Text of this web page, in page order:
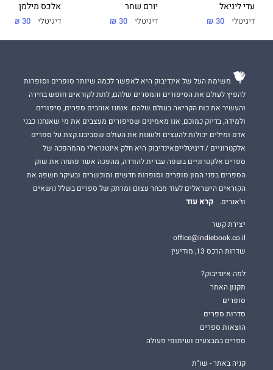
עדי ליניאל
דיגיטלי 30 ₪
יורם שחר
דיגיטלי 30 ₪
אלכס מילמן
דיגיטלי 30 ₪
משימת העל של אינדיבוק היא לאפשר לכמה שיותר סופרים וסופרות
להפיץ לעולם את הסיפורים והמסרים שלהם, לתת לקוראים חופש בחירה
והעשיר את כוח הקריאה בעולם שלהם. אנחנו אוהבים ספרים, סיפורים
ולמידה, בדיוק כמוכם, אנו מאמינים שסיפורים מעצבים את מי שאנחנו כבני
אדם ומילים יכולות להעצים ולשנות את העולם שסביבנו.קצת על ספרים
אלקטרוניים / דיגיטלייםאינדיבוק היא חלק אינטגראלי מהמהפכה של
ספרים אלקטרוניים בשפה עברית להורדה, מהפכה אשר פתחה את שוק
הספרים בפני המון סופרים וסופרות חדשים ומוכשרים ובעיקר חשפה את
הקוראים הישראלים לעוד מבחר עצום ומרתק של ספרים בשלל נושאים
וז'אנרים.
קרא עוד
יצירת קשר
office@indiebook.co.il
שדרות הרכס 13, מודיעין
למה אינדיבוק?
תקנון האתר
סופרים
סדרות ספרים
הוצאות ספרים
ספרים במבצעים ושיתופי פעולה
קניה באתר - שו"ת